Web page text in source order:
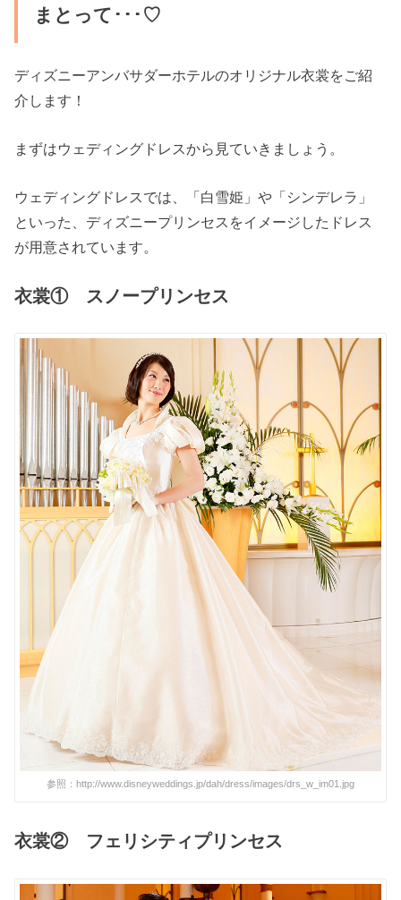
まとって･･･♡
ディズニーアンバサダーホテルのオリジナル衣裳をご紹
介します！
まずはウェディングドレスから見ていきましょう。
ウェディングドレスでは、「白雪姫」や「シンデレラ」
といった、ディズニープリンセスをイメージしたドレス
が用意されています。
衣裳① スノープリンセス
参照：http://www.disneyweddings.jp/dah/dress/images/drs_w_im01.jpg
衣裳② フェリシティプリンセス